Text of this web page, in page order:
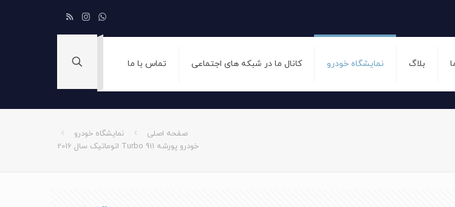
بلاگ نمایشگاه خودرو کانال ما در شبکه های اجتماعی تماس با ما
صفحه اصلی
نمایشگاه خودرو
خودرو پورشه 911 Turbo اتوماتیک سال 2016